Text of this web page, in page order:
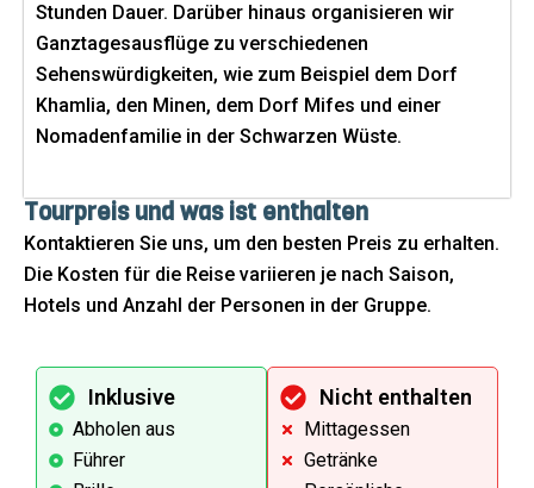
Stunden Dauer. Darüber hinaus organisieren wir
Ganztagesausflüge zu verschiedenen
Sehenswürdigkeiten, wie zum Beispiel dem Dorf
Khamlia, den Minen, dem Dorf Mifes und einer
Nomadenfamilie in der Schwarzen Wüste.
Tourpreis und was ist enthalten
Kontaktieren Sie uns, um den besten Preis zu erhalten.
Die Kosten für die Reise variieren je nach Saison,
Hotels und Anzahl der Personen in der Gruppe.
Inklusive
Abholen aus
Führer
Nicht enthalten
Mittagessen
Getränke